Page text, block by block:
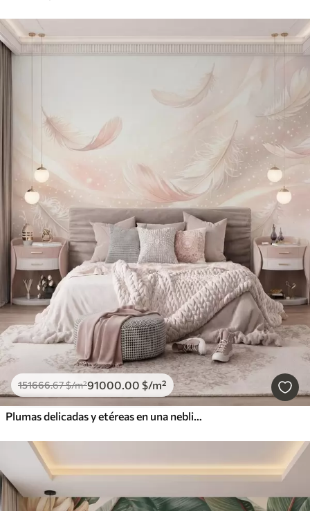
151666.67$/m²91000.00 $/m²
Plumas delicadas y etéreas en una neblina de color rosa melocotón con destellos